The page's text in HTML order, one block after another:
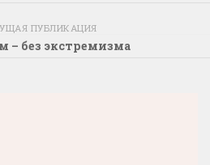
ПУБЛИКАЦИЯ
– без экстремизма